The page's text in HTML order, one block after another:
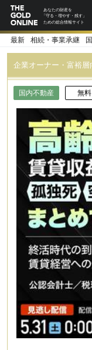
あなたの財産を
「守る・増やす・残す」
ための総合情報サイト
最新 相続・事業承継
企業オーナー・富裕
国内不動産 無料